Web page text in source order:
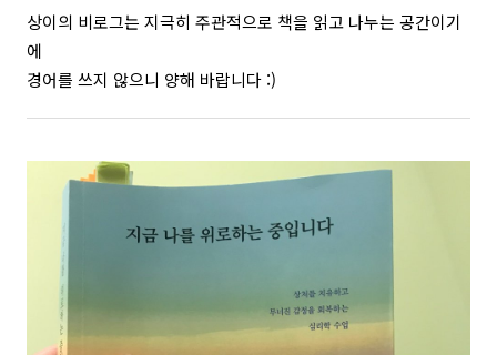
상이의 비로그는 지극히 주관적으로 책을 읽고 나누는 공간이기
에
경어를 쓰지 않으니 양해 바랍니다 :)